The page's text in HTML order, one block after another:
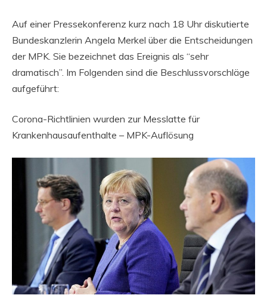
Auf einer Pressekonferenz kurz nach 18 Uhr diskutierte
Bundeskanzlerin Angela Merkel über die Entscheidungen
der MPK. Sie bezeichnet das Ereignis als “sehr
dramatisch”. Im Folgenden sind die Beschlussvorschläge
aufgeführt:
Corona-Richtlinien wurden zur Messlatte für
Krankenhausaufenthalte – MPK-Auflösung